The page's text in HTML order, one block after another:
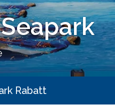
Rabatt